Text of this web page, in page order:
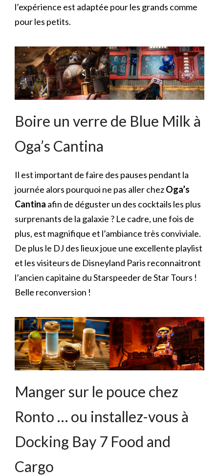
l’expérience est adaptée pour les grands comme
pour les petits.
Boire un verre de Blue Milk à
Oga’s Cantina
Il est important de faire des pauses pendant la
journée alors pourquoi ne pas aller chezOga’s
Cantina afin de déguster un des cocktails les plus
surprenants de la galaxie ? Le cadre, une fois de
plus, est magnifique et l’ambiance très conviviale.
De plus le DJ des lieux joue une excellente playlist
et les visiteurs de Disneyland Paris reconnaitront
l’ancien capitaine du Starspeeder de Star Tours !
Belle reconversion !
Manger sur le pouce chez
Ronto … ou installez-vous à
Docking Bay 7 Food and
Cargo